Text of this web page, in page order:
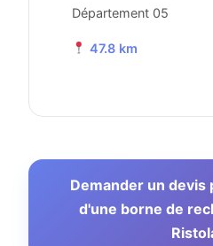
Département 05
47.8 km
Demander un devis
d'une borne de